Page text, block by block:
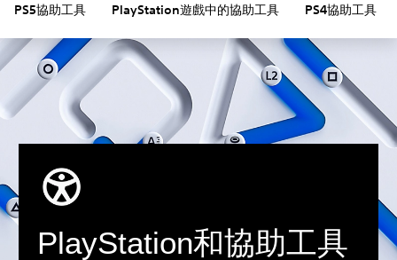
PS5協助工具 PlayStation遊戲中的協助工具 PS4協助工具
PlayStation和協助工具